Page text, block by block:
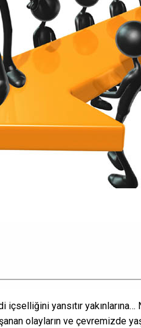
içselliğini yansıtır
olayların ve çevremizde